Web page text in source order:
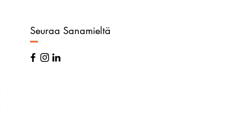
Seuraa Sanamieltä
–